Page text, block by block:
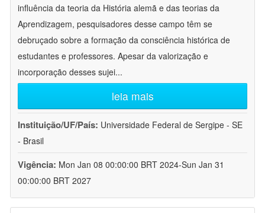
influência da teoria da História alemã e das teorias da
Aprendizagem, pesquisadores desse campo têm se
debruçado sobre a formação da consciência histórica de
estudantes e professores. Apesar da valorização e
incorporação desses sujei...
leia mais
Instituição/UF/País: Universidade Federal de Sergipe - SE
- Brasil
Vigência: Mon Jan 08 00:00:00 BRT 2024-Sun Jan 31
00:00:00 BRT 2027